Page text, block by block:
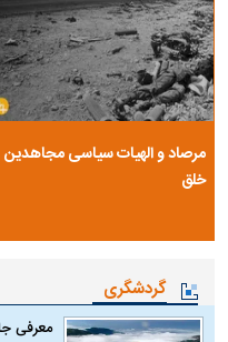
مرصاد و الهیات سیاسی مجاهدین
خلق
گردشگری
معرفی